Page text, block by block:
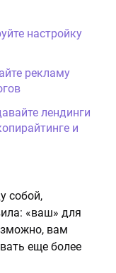
настройку
рекламу
лендинги
и
собой,
«ваш» для
вам
еще более